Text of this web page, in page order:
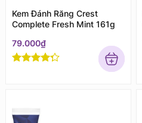
Kem Đánh Răng Crest
Complete Fresh Mint 161g
79.000₫